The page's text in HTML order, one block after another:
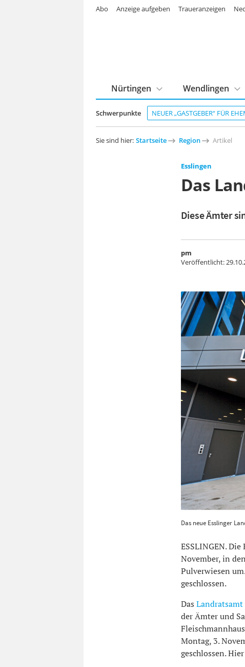
Schwerpunkte NEUER „GASTGEBER“ FÜR
Nürtingen Wendlingen
Abo Anzeige aufgeben Traueranzeigen
Sie sind hier: Startseite Region Artikel
Esslingen
Das
Diese Ämter
pm
Veröffentlicht:
Das neue Esslinger
ESSLINGEN.
November, in den
Pulverwiesen
geschlossen.
Das Landratsamt
der Ämter und
Montag, 3.
geschlossen.